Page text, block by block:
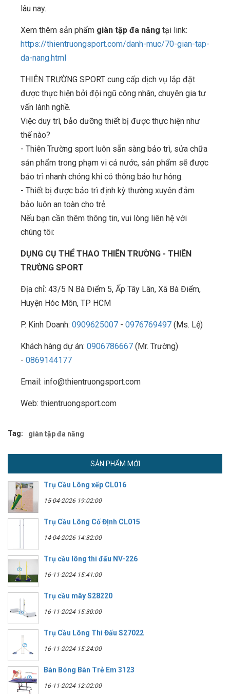
lâu nay.
Xem thêm sản phẩm giàn tập đa năng tại link:
https://thientruongsport.com/danh-muc/70-gian-tap-
da-nang.html
THIÊN TRƯỜNG SPORT cung cấp dịch vụ lắp đặt
được thực hiện bởi đội ngũ công nhân, chuyên gia tư
vấn lành nghề.
Việc duy trì, bảo dưỡng thiết bị được thực hiện như
thế nào?
- Thiên Trường sport luôn sẵn sàng bảo trì, sửa chữa
sản phẩm trong phạm vi cả nước, sản phẩm sẽ được
bảo trì nhanh chóng khi có thông báo hư hỏng.
- Thiết bị được bảo trì định kỳ thường xuyên đảm
bảo luôn an toàn cho trẻ.
Nếu bạn cần thêm thông tin, vui lòng liên hệ với
chúng tôi:
DỤNG CỤ THỂ THAO THIÊN TRƯỜNG - THIÊN
TRƯỜNG SPORT
Địa chỉ: 43/5 N Bà Điểm 5, Ấp Tây Lân, Xã Bà Điểm,
Huyện Hóc Môn, TP HCM
P. Kinh Doanh: 0909625007 - 0976769497 (Ms. Lệ)
Khách hàng dự án: 0906786667 (Mr. Trường)
- 0869144177
Email: info@thientruongsport.com
Web: thientruongsport.com
Tag: giàn tập đa năng
SẢN PHẨM MỚI
Trụ Cầu Lông xếp CL016
15-04-2026 19:02:00
Trụ Cầu Lông Cố ĐỊnh CL015
14-04-2026 14:32:00
Trụ cầu lông thi đấu NV-226
16-11-2024 15:41:00
Trụ cầu mây S28220
16-11-2024 15:30:00
Trụ Cầu Lông Thi Đấu S27022
16-11-2024 15:24:00
Bàn Bóng Bàn Trẻ Em 3123
16-11-2024 12:02:00